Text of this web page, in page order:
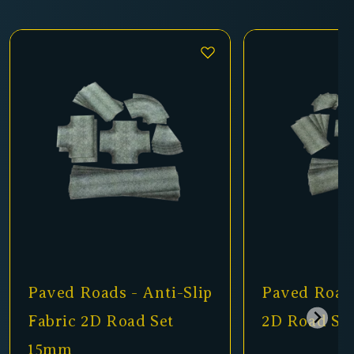
Paved Roads - Rubber
2D Road Set 15mm
Winter
Anti-